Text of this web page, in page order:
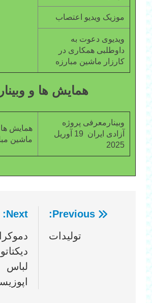
موزیک ویدیو اعتصاب
ویدیوی دعوت به
داوطلبی همکاری در
کارزار ماشین مبارزه
همایش ها و
وبینارمعرفی پروژه
آزادی ایران 19 آوریل
2025
همایش ها
ماشین
راهبریPrevious:
تولیدات
Next:
لباس